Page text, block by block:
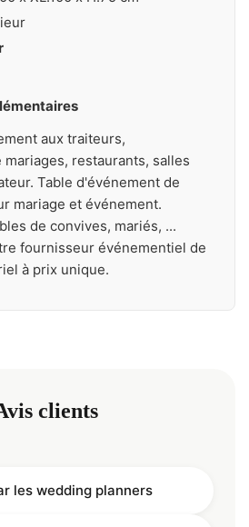
aux traiteurs,
restaurants, salles
Table d'événement de
mariage et événement.
de convives, mariés, ...
fournisseur événementiel de
à prix unique.
clients
les wedding planners